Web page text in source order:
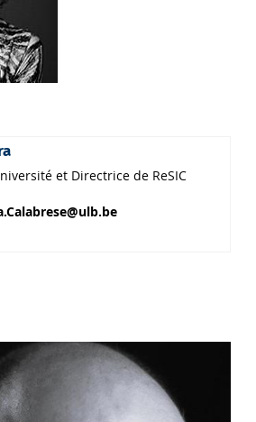
et Directrice de ReSIC